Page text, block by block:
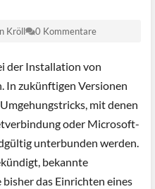
Kröll 0 Kommentare
der Installation von
In zukünftigen Versionen
mit denen
oder Microsoft-
unterbunden werden.
bekannte
das Einrichten eines